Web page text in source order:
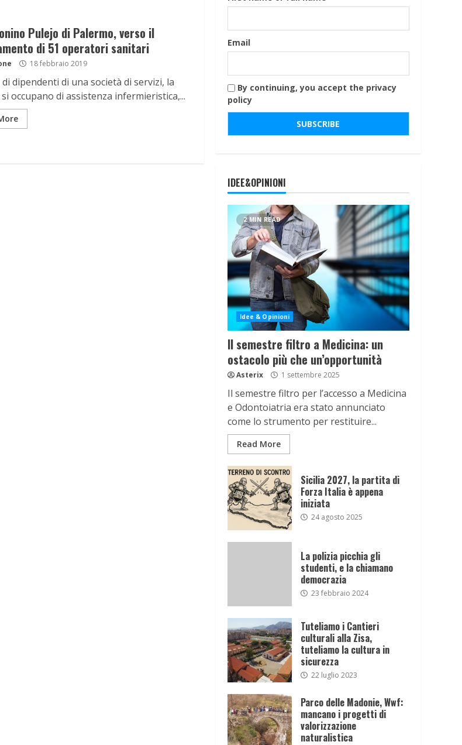
Pulejo di Palermo, verso il
di 51 operatori sanitari
18 febbraio 2019
dipendenti di una società di servizi, la
si occupano di assistenza infermieristica,...
Email
By continuing, you accept the privacy
policy
IDEE&OPINIONI
2 MIN READ
Idee & Opinioni
Il semestre filtro a Medicina: un
ostacolo più che un’opportunità
Asterix 1 settembre 2025
Il semestre filtro per l’accesso a Medicina
e Odontoiatria era stato annunciato
come lo strumento per restituire...
Read More
Sicilia 2027, la partita di
Forza Italia è appena
iniziata
24 agosto 2025
La polizia picchia gli
studenti, e la chiamano
democrazia
23 febbraio 2024
Tuteliamo i Cantieri
culturali alla Zisa,
tuteliamo la cultura in
sicurezza
22 luglio 2023
Parco delle Madonie, Wwf:
mancano i progetti di
valorizzazione
naturalistica